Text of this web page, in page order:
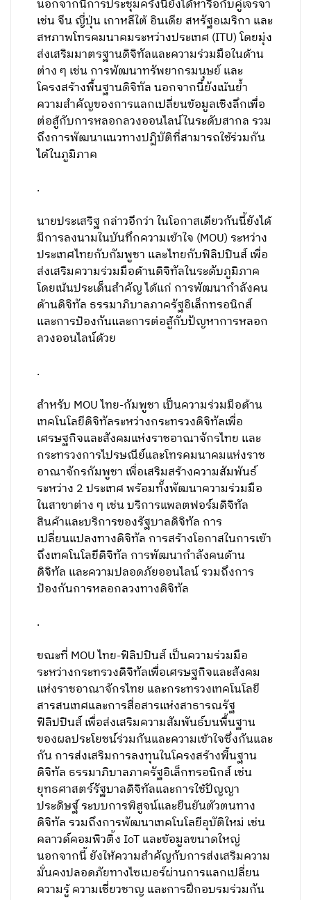
นอกจากนี้การประชุมครั้งนี้ยังได้หารือกับคู่เจรจา
เช่น จีน ญี่ปุ่น เกาหลีใต้ อินเดีย สหรัฐอเมริกา และ
สหภาพโทรคมนาคมระหว่างประเทศ (ITU) โดยมุ่ง
ส่งเสริมมาตรฐานดิจิทัลและความร่วมมือในด้าน
ต่าง ๆ เช่น การพัฒนาทรัพยากรมนุษย์ และ
โครงสร้างพื้นฐานดิจิทัล นอกจากนี้ยังเน้นย้ำ
ความสำคัญของการแลกเปลี่ยนข้อมูลเชิงลึกเพื่อ
ต่อสู้กับการหลอกลวงออนไลน์ในระดับสากล รวม
ถึงการพัฒนาแนวทางปฏิบัติที่สามารถใช้ร่วมกัน
ได้ในภูมิภาค
.
นายประเสริฐ กล่าวอีกว่า ในโอกาสเดียวกันนี้ยังได้
มีการลงนามในบันทึกความเข้าใจ (MOU) ระหว่าง
ประเทศไทยกับกัมพูชา และไทยกับฟิลิปปินส์ เพื่อ
ส่งเสริมความร่วมมือด้านดิจิทัลในระดับภูมิภาค
โดยเน้นประเด็นสำคัญ ได้แก่ การพัฒนากำลังคน
ด้านดิจิทัล ธรรมาภิบาลภาครัฐอิเล็กทรอนิกส์
และการป้องกันและการต่อสู้กับปัญหาการหลอก
ลวงออนไลน์ด้วย
.
สำหรับ MOU ไทย-กัมพูชา เป็นความร่วมมือด้าน
เทคโนโลยีดิจิทัลระหว่างกระทรวงดิจิทัลเพื่อ
เศรษฐกิจและสังคมแห่งราชอาณาจักรไทย และ
กระทรวงการไปรษณีย์และโทรคมนาคมแห่งราช
อาณาจักรกัมพูชา เพื่อเสริมสร้างความสัมพันธ์
ระหว่าง 2 ประเทศ พร้อมทั้งพัฒนาความร่วมมือ
ในสาขาต่าง ๆ เช่น บริการแพลตฟอร์มดิจิทัล
สินค้าและบริการของรัฐบาลดิจิทัล การ
เปลี่ยนแปลงทางดิจิทัล การสร้างโอกาสในการเข้า
ถึงเทคโนโลยีดิจิทัล การพัฒนากำลังคนด้าน
ดิจิทัล และความปลอดภัยออนไลน์ รวมถึงการ
ป้องกันการหลอกลวงทางดิจิทัล
.
ขณะที่ MOU ไทย-ฟิลิปปินส์ เป็นความร่วมมือ
ระหว่างกระทรวงดิจิทัลเพื่อเศรษฐกิจและสังคม
แห่งราชอาณาจักรไทย และกระทรวงเทคโนโลยี
สารสนเทศและการสื่อสารแห่งสาธารณรัฐ
ฟิลิปปินส์ เพื่อส่งเสริมความสัมพันธ์บนพื้นฐาน
ของผลประโยชน์ร่วมกันและความเข้าใจซึ่งกันและ
กัน การส่งเสริมการลงทุนในโครงสร้างพื้นฐาน
ดิจิทัล ธรรมาภิบาลภาครัฐอิเล็กทรอนิกส์ เช่น
ยุทธศาสตร์รัฐบาลดิจิทัลและการใช้ปัญญา
ประดิษฐ์ ระบบการพิสูจน์และยืนยันตัวตนทาง
ดิจิทัล รวมถึงการพัฒนาเทคโนโลยีอุบัติใหม่ เช่น
คลาวด์คอมพิวติ้ง IoT และข้อมูลขนาดใหญ่
นอกจากนี้ ยังให้ความสำคัญกับการส่งเสริมความ
มั่นคงปลอดภัยทางไซเบอร์ผ่านการแลกเปลี่ยน
ความรู้ ความเชี่ยวชาญ และการฝึกอบรมร่วมกัน